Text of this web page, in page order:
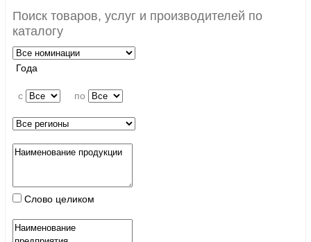
Поиск товаров, услуг и производителей по
каталогу
Года
c по
Слово целиком